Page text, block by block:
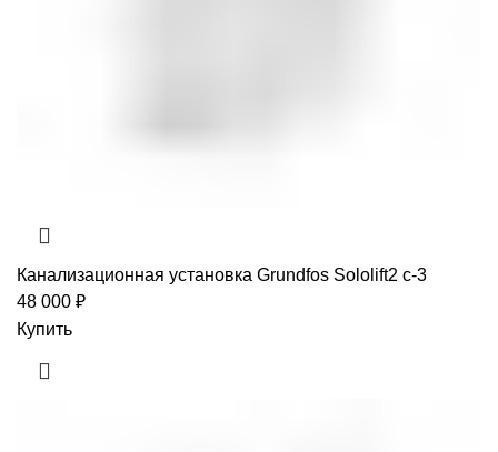
Канализационная установка Grundfos Sololift2 c-3
48 000 ₽
Купить